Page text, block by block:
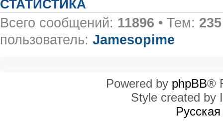
СТАТИСТИКА
Всего сообщений: 11896 • Тем: 235
пользователь: Jamesopime
Powered by phpBB®
Style created by